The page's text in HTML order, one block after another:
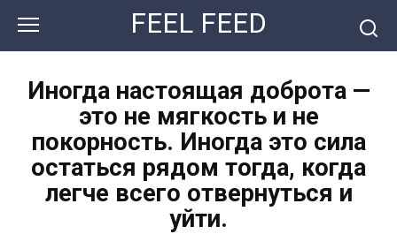
контенту
FEEL FEED
Иногда настоящая доброта —
это не мягкость и не
покорность. Иногда это сила
остаться рядом тогда, когда
легче всего отвернуться и
уйти.